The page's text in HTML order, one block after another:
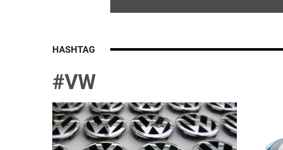
HASHTAG
#VW